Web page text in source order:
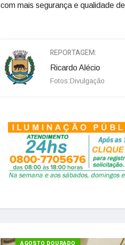
com mais segurança e qualidade
REPORTAGEM:
Ricardo Alécio
Fotos:Divulgação
SAÚDE
AGOSTO DOURADO